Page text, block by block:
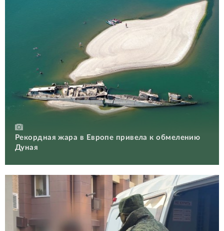
Рекордная жара в Европе привела к обмелению
Дуная